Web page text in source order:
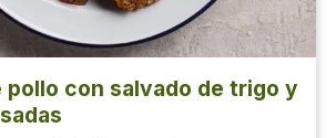
pollo con salvado de trigo y